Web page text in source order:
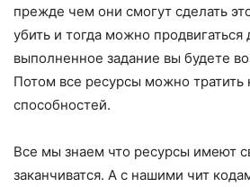
прежде чем они смогут сделать
убить и тогда можно
выполненное задание вы будете
Потом все ресурсы можно тратить
способностей.
Все мы знаем что ресурсы имеют
заканчиватся. А с нашими чит